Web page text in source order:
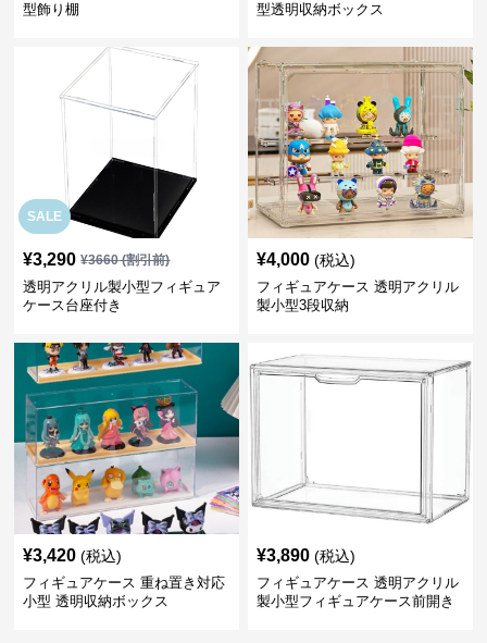
型飾り棚
型透明収納ボックス
SALE
¥3,290 ¥3660(割引前)
透明アクリル製小型フィギュア
ケース台座付き
¥4,000 (税込)
フィギュアケース 透明アクリル
製小型3段収納
¥3,420 (税込)
フィギュアケース 重ね置き対応
小型 透明収納ボックス
¥3,890 (税込)
フィギュアケース 透明アクリル
製小型フィギュアケース前開き